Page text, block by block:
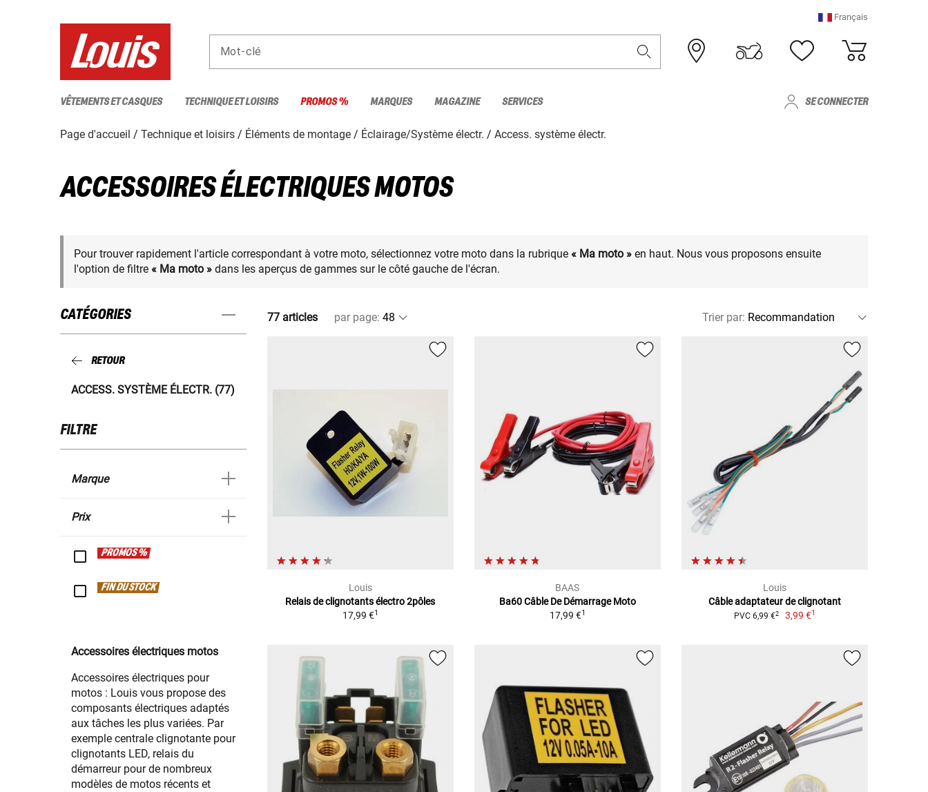
Français
Mot-clé
VÊTEMENTS ET CASQUES TECHNIQUE ET LOISIRS PROMOS % MARQUES MAGAZINE SERVICES SE CONNECTER
Page d'accueil Technique et loisirs Éléments de montage Éclairage/Système électr. Access. système électr.
ACCESSOIRES ÉLECTRIQUES MOTOS
Pour trouver rapidement l'article correspondant à votre moto, sélectionnez votre moto dans la rubrique « Ma moto » en haut. Nous vous proposons ensuite
l'option de filtre « Ma moto » dans les aperçus de gammes sur le côté gauche de l'écran.
CATÉGORIES
RETOUR
ACCESS. SYSTÈME ÉLECTR. (77)
FILTRE
Marque
Prix
PROMOS %
FIN DU STOCK
Accessoires électriques motos
Accessoires électriques pour
motos : Louis vous propose des
composants électriques adaptés
aux tâches les plus variées. Par
exemple centrale clignotante pour
clignotants LED, relais du
démarreur pour de nombreux
modèles de motos récents et
77 articles par page: Trier par:
Louis
Relais de clignotants électro 2pôles
17,99 €1
BAAS
Ba60 Câble De Démarrage Moto
17,99 €1
Louis
Câble adaptateur de clignotant
PVC 6,99 €2 3,99 €1